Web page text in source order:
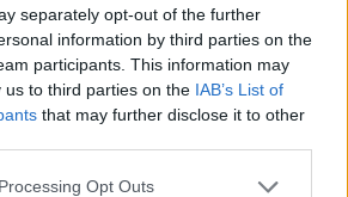
separately opt-out of the further
information by third parties on the
participants. This information may
us to third parties on the IAB’s List of
that may further disclose it to other
Opt Outs
orosz invázió keddi fejleményei ebben
Kapcsolódó cikkünk 2022. 04.
tartják Mariupolt, keleti irányból új